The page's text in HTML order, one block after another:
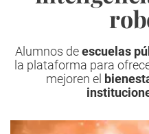
Alumnos deescuelas
la plataforma para
mejoren el